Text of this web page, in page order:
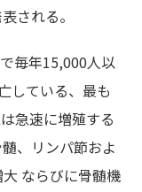
される。
毎年15,000人以
している、最も
急速に増殖する
、リンパ節およ
ならびに骨髄機